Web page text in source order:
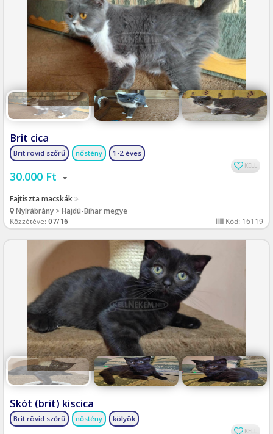
30.000 Ft
Fajtiszta macskák
Nyírábrány > Hajdú-Bihar megye
Közzétéve:07/16 Kód: 16119
Brit cica
Brit rövid szőrű nőstény 1-2 éves
KELL
Skót (brit) kiscica
Brit rövid szőrű nőstény kölyök
KELL